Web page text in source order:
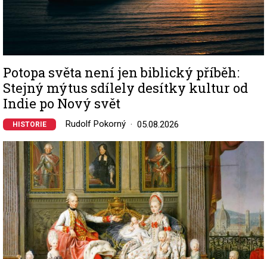
Potopa světa není jen biblický příběh:
Stejný mýtus sdílely desítky kultur od
Indie po Nový svět
HISTORIE Rudolf Pokorný 05.08.2026
Image